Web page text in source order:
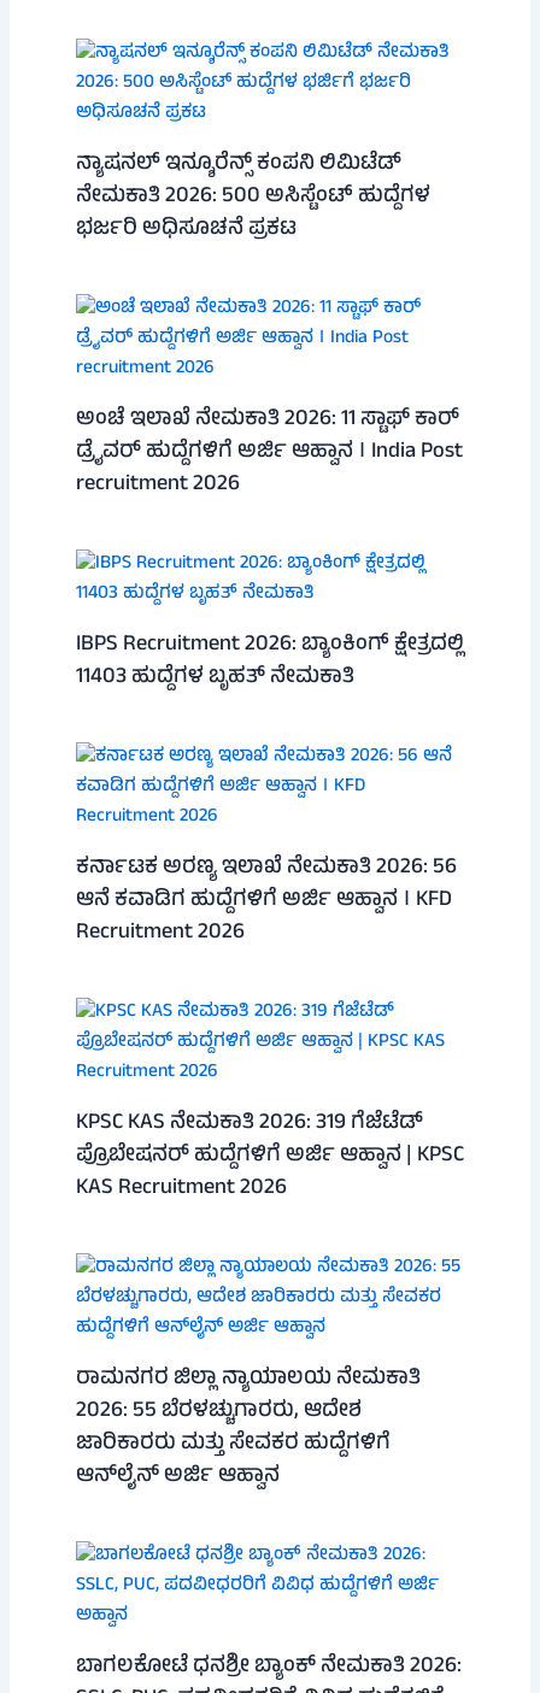
ನ್ಯಾಷನಲ್ ಇನ್ಶೂರೆನ್ಸ್ ಕಂಪನಿ ಲಿಮಿಟೆಡ್
ನೇಮಕಾತಿ 2026: 500 ಅಸಿಸ್ಟೆಂಟ್ ಹುದ್ದೆಗಳ
ಭರ್ಜರಿ ಅಧಿಸೂಚನೆ ಪ್ರಕಟ
ಅಂಚೆ ಇಲಾಖೆ ನೇಮಕಾತಿ 2026: 11 ಸ್ಟಾಫ್ ಕಾರ್
ಡ್ರೈವರ್ ಹುದ್ದೆಗಳಿಗೆ ಅರ್ಜಿ ಆಹ್ವಾನ । India Post
recruitment 2026
IBPS Recruitment 2026: ಬ್ಯಾಂಕಿಂಗ್ ಕ್ಷೇತ್ರದಲ್ಲಿ
11403 ಹುದ್ದೆಗಳ ಬೃಹತ್ ನೇಮಕಾತಿ
ಕರ್ನಾಟಕ ಅರಣ್ಯ ಇಲಾಖೆ ನೇಮಕಾತಿ 2026: 56
ಆನೆ ಕವಾಡಿಗ ಹುದ್ದೆಗಳಿಗೆ ಅರ್ಜಿ ಆಹ್ವಾನ । KFD
Recruitment 2026
KPSC KAS ನೇಮಕಾತಿ 2026: 319 ಗೆಜೆಟೆಡ್
ಪ್ರೊಬೇಷನರ್ ಹುದ್ದೆಗಳಿಗೆ ಅರ್ಜಿ ಆಹ್ವಾನ | KPSC
KAS Recruitment 2026
ರಾಮನಗರ ಜಿಲ್ಲಾ ನ್ಯಾಯಾಲಯ ನೇಮಕಾತಿ
2026: 55 ಬೆರಳಚ್ಚುಗಾರರು, ಆದೇಶ
ಜಾರಿಕಾರರು ಮತ್ತು ಸೇವಕರ ಹುದ್ದೆಗಳಿಗೆ
ಆನ್‌ಲೈನ್ ಅರ್ಜಿ ಆಹ್ವಾನ
ಬಾಗಲಕೋಟೆ ಧನಶ್ರೀ ಬ್ಯಾಂಕ್ ನೇಮಕಾತಿ 2026: